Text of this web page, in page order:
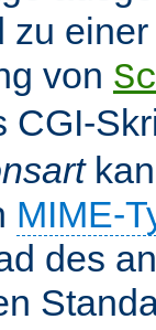
zu
von
CGI-
MIME-
des